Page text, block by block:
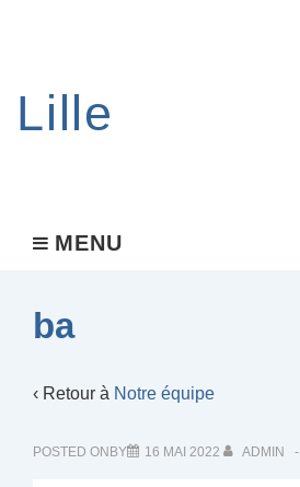
Lille
MENU
ba
‹ Retour à Notre équipe
POSTED ONBY 16 MAI 2022 ADMIN